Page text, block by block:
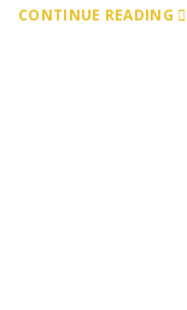
CONTINUE READING